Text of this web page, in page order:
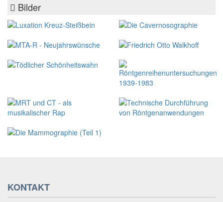
Bilder
KONTAKT